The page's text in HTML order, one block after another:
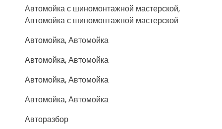
Автомойка с шиномонтажной мастерской,
Автомойка с шиномонтажной мастерской
Автомойка, Автомойка
Автомойка, Автомойка
Автомойка, Автомойка
Автомойка, Автомойка
Авторазбор